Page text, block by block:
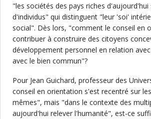
"les sociétés des pays riches
d'individus" qui distinguent "leur 'soi'
social". Dès lors, "comment le conseil en
contribuer à construire des citoyens
développement personnel en relation
avec le bien commun"?
Pour Jean Guichard, professeur des
conseil en orientation s'est recentré sur
mêmes", mais "dans le contexte des
aujourd'hui relever l'humanité", est-ce